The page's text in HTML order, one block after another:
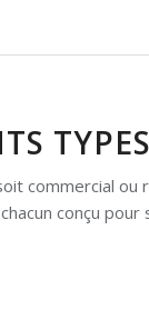
commercial
conçu